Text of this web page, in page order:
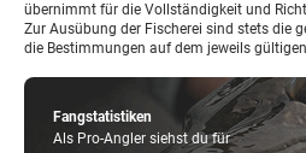
Fangstatistiken
Als Pro-Angler siehst du für
übernimmt für die Vollständigkeit und
Zur Ausübung der Fischerei sind stets die
die Bestimmungen auf dem jeweils